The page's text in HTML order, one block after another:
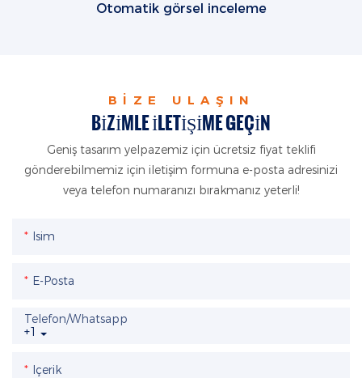
Otomatik görsel inceleme
BIZE ULAŞIN
BIZIMLE ILETIŞIME GEÇIN
Geniş tasarım yelpazemiz için ücretsiz fiyat teklifi
gönderebilmemiz için iletişim formuna e-posta adresinizi
veya telefon numaranızı bırakmanız yeterli!
Isim
E-Posta
+1
Telefon/whatsapp
Içerik